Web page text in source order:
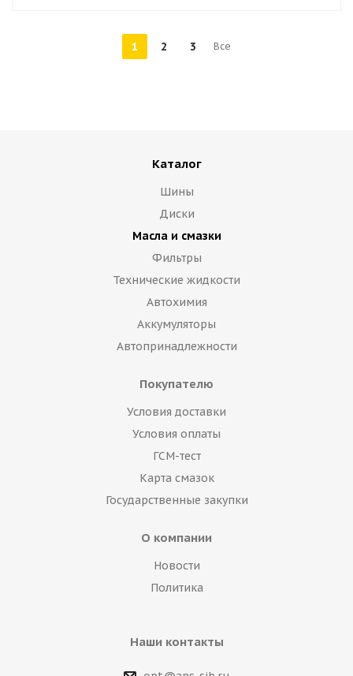
1 2 3 Все
Каталог
Шины
Диски
Масла и смазки
Фильтры
Технические жидкости
Автохимия
Аккумуляторы
Автопринадлежности
Покупателю
Условия доставки
Условия оплаты
ГСМ-тест
Карта смазок
Государственные закупки
О компании
Новости
Политика
Наши контакты